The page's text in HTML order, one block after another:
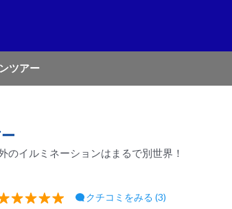
ツアー
のイルミネーションはまるで別世界！
クチコミをみる (3)